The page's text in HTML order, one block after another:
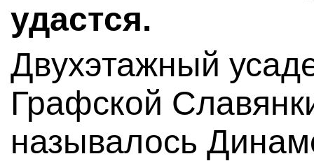
удастся.
Двухэтажный
Графской
называлось